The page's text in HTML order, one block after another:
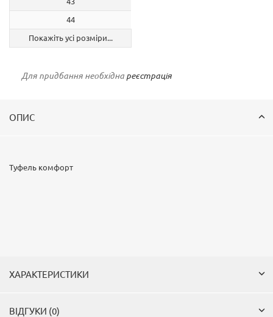
44
Покажіть усі розміри...
Для придбання необхідна реєстрація
ОПИС
Туфель комфорт
ХАРАКТЕРИСТИКИ
ВІДГУКИ (0)